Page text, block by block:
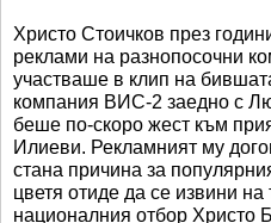
Христо Стоичков през
реклами на разнопосочни
участваше в клип на
компания ВИС-2 заедно с
беше по-скоро жест към
Илиеви. Рекламният му
стана причина за
цветя отиде да се извини
националния отбор Христо